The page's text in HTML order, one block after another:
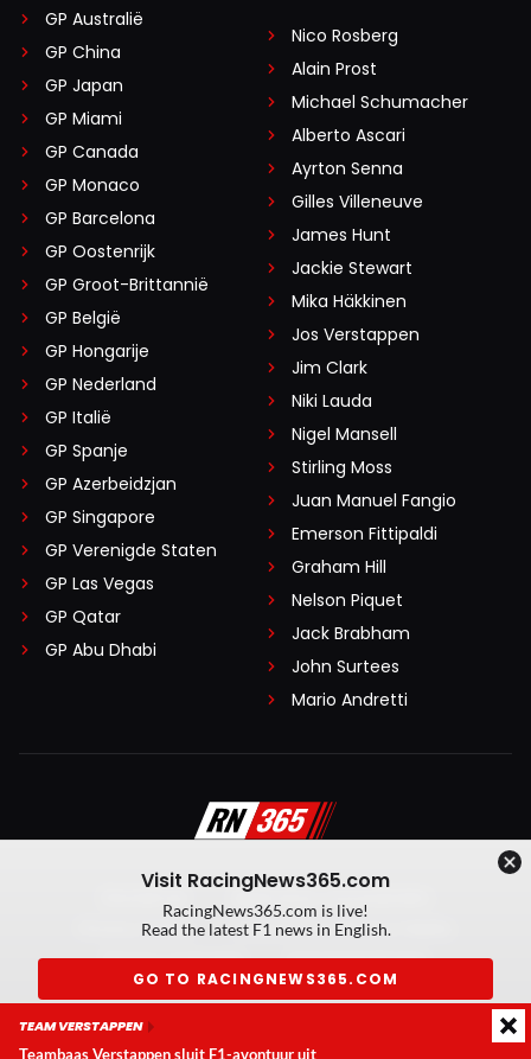
GP Australië
GP China
GP Japan
GP Miami
GP Canada
GP Monaco
GP Barcelona
GP Oostenrijk
GP Groot-Brittannië
GP België
GP Hongarije
GP Nederland
GP Italië
GP Spanje
GP Azerbeidzjan
GP Singapore
GP Verenigde Staten
GP Las Vegas
GP Qatar
GP Abu Dhabi
Nico Rosberg
Alain Prost
Michael Schumacher
Alberto Ascari
Ayrton Senna
Gilles Villeneuve
James Hunt
Jackie Stewart
Mika Häkkinen
Jos Verstappen
Jim Clark
Niki Lauda
Nigel Mansell
Stirling Moss
Juan Manuel Fangio
Emerson Fittipaldi
Graham Hill
Nelson Piquet
Jack Brabham
John Surtees
Mario Andretti
Algemene voorwaarden
Privacy Policy
Created by On Your Marks
Privacy manager
Kansspeluitingen
Visit RacingNews365.com
RacingNews365.com is live!
Read the latest F1 news in English.
GO TO RACINGNEWS365.COM
TEAM VERSTAPPEN
Teambaas Verstappen sluit F1-avontuur uit